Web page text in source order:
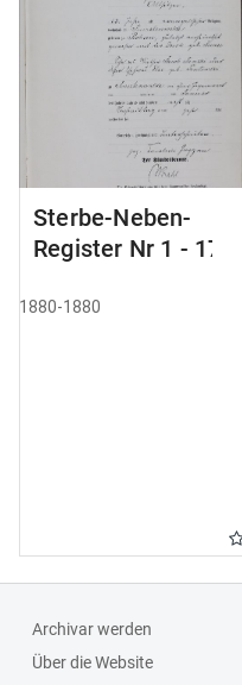
Sterbe-Neben-
Register Nr 1 - 175
1880-1880
Archivar werden
Über die Website